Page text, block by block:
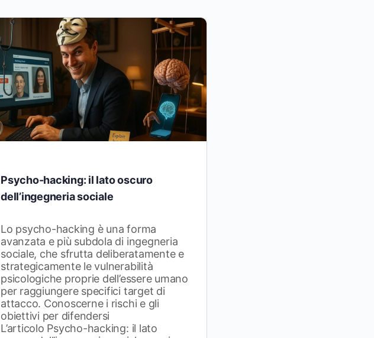
Psycho-hacking: il lato oscuro
dell’ingegneria sociale
Lo psycho-hacking è una forma
avanzata e più subdola di ingegneria
sociale, che sfrutta deliberatamente e
strategicamente le vulnerabilità
psicologiche proprie dell’essere umano
per raggiungere specifici target di
attacco. Conoscerne i rischi e gli
obiettivi per difendersi
L’articolo Psycho-hacking: il lato